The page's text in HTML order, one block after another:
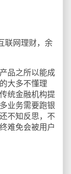
网理财，余
品之所以能成
大多不懂理
统金融机构提
业务需要跑银
不知反思，不
难免会被用户